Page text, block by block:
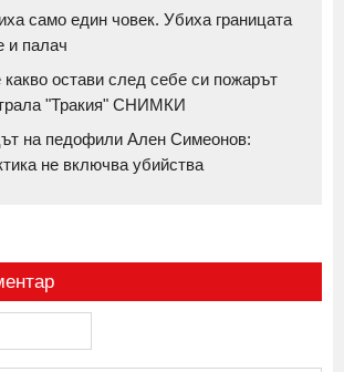
само един човек. Убиха границата
и палач
какво остави след себе си пожарът
"Тракия" СНИМКИ
на педофили Ален Симеонов:
не включва убийства